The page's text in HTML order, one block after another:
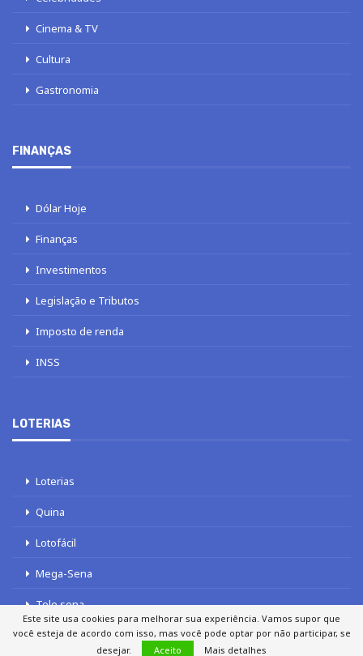
Cinema & TV
Cultura
Gastronomia
FINANÇAS
Dólar Hoje
Finanças
Investimentos
Legislação e Tributos
Imposto de renda
INSS
LOTERIAS
Loterias
Quina
Lotofácil
Mega-Sena
Tele sena
Este site usa cookies para melhorar sua experiência. Vamos supor que
você esteja de acordo com isso, mas você pode optar por não participar, se
desejar.
Aceito Mais detalhes